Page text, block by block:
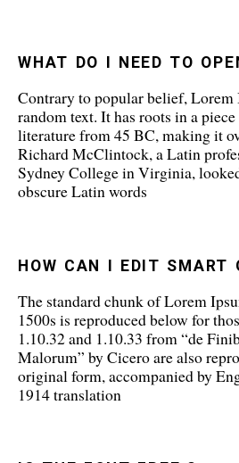
WHAT DO I NEED TO
Contrary to popular belief,
random text. It has roots in a
literature from 45 BC, making it
Richard McClintock, a Latin
Sydney College in Virginia,
obscure Latin words
HOW CAN I EDIT SMART
The standard chunk of Lorem
1500s is reproduced below for
1.10.32 and 1.10.33 from “de
Malorum” by Cicero are also
original form, accompanied by
1914 translation